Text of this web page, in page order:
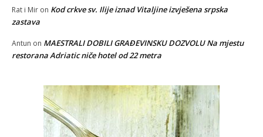
Rat i Mir on Kod crkve sv. Ilije iznad Vitaljine izvješena srpska
zastava
Antun on MAESTRALI DOBILI GRAĐEVINSKU DOZVOLU Na mjestu
restorana Adriatic niče hotel od 22 metra